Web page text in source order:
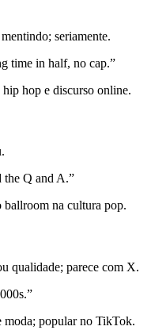
seriamente.
time in half, no cap.”
hop e discurso online.
the Q and A.”
na cultura pop.
qualidade; parece com X.
moda; popular no TikTok.